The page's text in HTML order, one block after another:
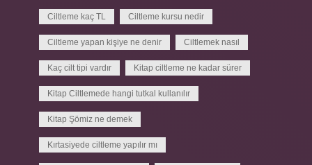
Ciltleme kaç TL Ciltleme kursu nedir
Ciltleme yapan kişiye ne denir Ciltlemek nasıl
Kaç cilt tipi vardır Kitap ciltleme ne kadar sürer
Kitap Ciltlemede hangi tutkal kullanılır
Kitap Şömiz ne demek
Kırtasiyede ciltleme yapılır mı